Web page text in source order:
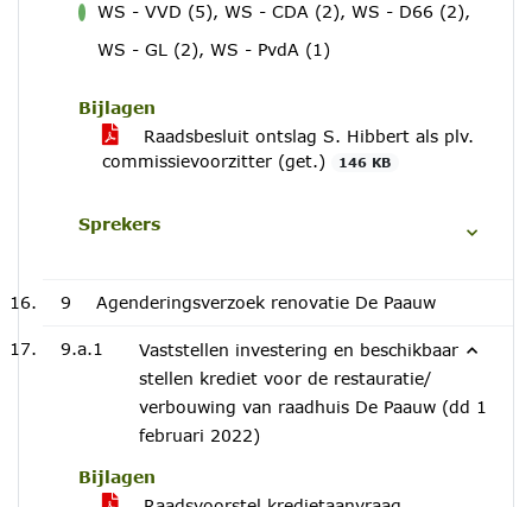
WS - VVD (5), WS - CDA (2), WS - D66 (2),
WS - GL (2), WS - PvdA (1)
Bijlagen
Raadsbesluit ontslag S. Hibbert als plv.
commissievoorzitter (get.)
146 KB
Sprekers
9 Agenderingsverzoek renovatie De Paauw
9.a.1
Vaststellen investering en beschikbaar
stellen krediet voor de restauratie/
verbouwing van raadhuis De Paauw (dd 1
februari 2022)
Bijlagen